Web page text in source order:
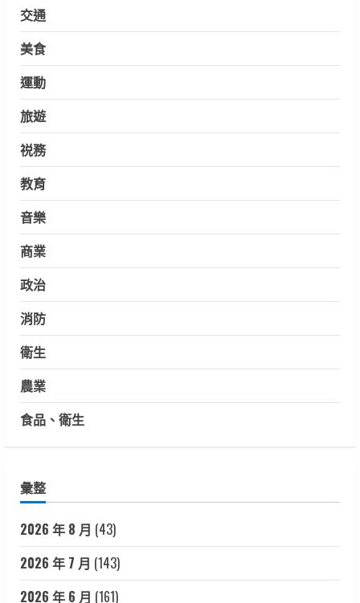
交通
美食
運動
旅遊
祱務
教育
音樂
商業
政治
消防
衛生
農業
食品、衛生
彙整
2026 年 8 月 (43)
2026 年 7 月 (143)
2026 年 6 月 (161)